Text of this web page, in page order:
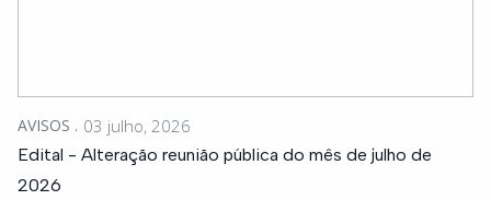
AVISOS 03 julho, 2026
Edital - Alteração reunião pública do mês de julho de
2026